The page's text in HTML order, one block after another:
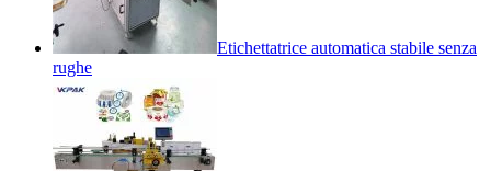
Etichettatrice automatica stabile senza
rughe